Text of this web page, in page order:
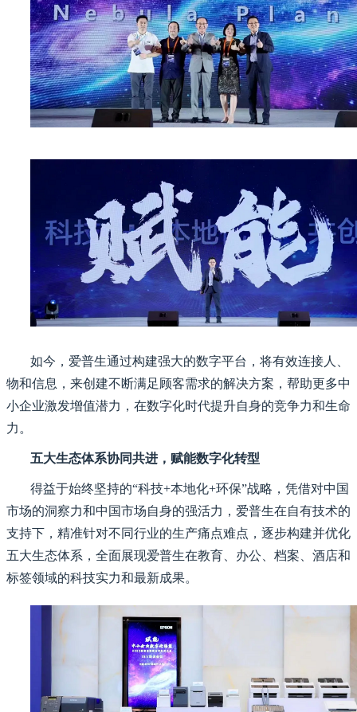
如今，爱普生通过构建强大的数字平台，将有效连接人、
物和信息，来创建不断满足顾客需求的解决方案，帮助更多中
小企业激发增值潜力，在数字化时代提升自身的竞争力和生命
力。
五大生态体系协同共进，赋能数字化转型
得益于始终坚持的“科技+本地化+环保”战略，凭借对中国
市场的洞察力和中国市场自身的强活力，爱普生在自有技术的
支持下，精准针对不同行业的生产痛点难点，逐步构建并优化
五大生态体系，全面展现爱普生在教育、办公、档案、酒店和
标签领域的科技实力和最新成果。